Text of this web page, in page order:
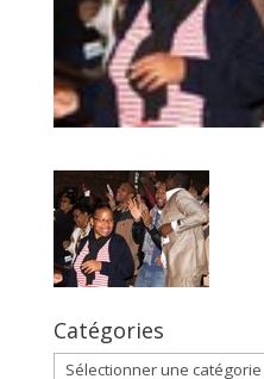
Catégories
Catégories